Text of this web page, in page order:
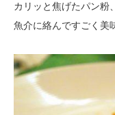
カリッと焦げたパン粉
魚介に絡んですごく美